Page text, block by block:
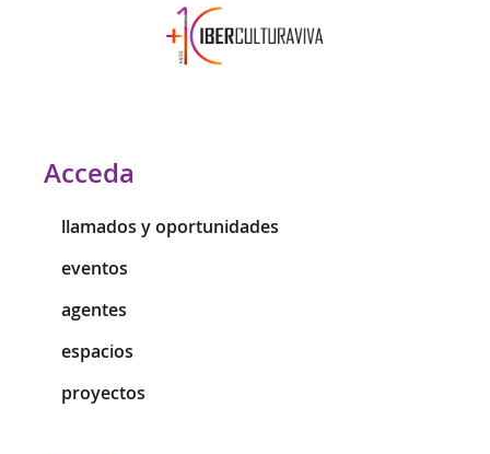
Acceda
llamados y oportunidades
eventos
agentes
espacios
proyectos